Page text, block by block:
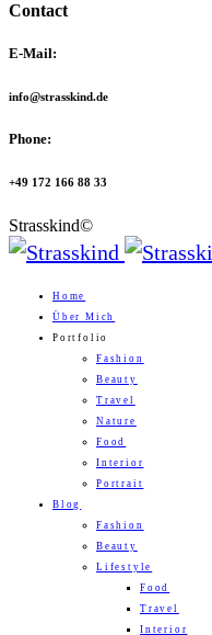
Contact
E-Mail:
info@strasskind.de
Phone:
+49 172 166 88 33
Strasskind©
Home
Über Mich
Portfolio
Fashion
Beauty
Travel
Nature
Food
Interior
Portrait
Blog
Fashion
Beauty
Lifestyle
Food
Travel
Interior